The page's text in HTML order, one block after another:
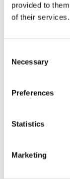
provided to
of their services.
Selection
Necessary
Preferences
Statistics
Marketing
Πρωτεΐνη 14g